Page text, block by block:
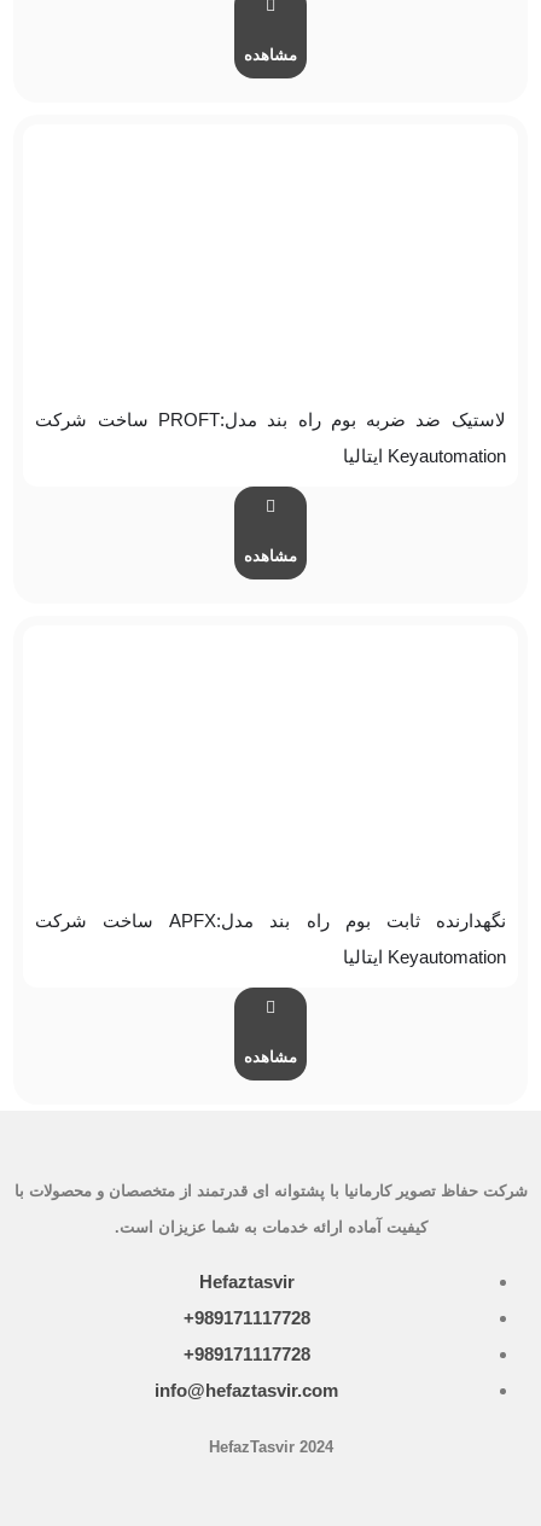
مشاهده
لاستیک ضد ضربه بوم راه بند مدل:PROFT ساخت شرکت
Keyautomation ایتالیا
مشاهده
نگهدارنده ثابت بوم راه بند مدل:APFX ساخت شرکت
Keyautomation ایتالیا
مشاهده
شرکت حفاظ تصویر کارمانیا با پشتوانه ای قدرتمند از متخصصان و محصولات با
کیفیت آماده ارائه خدمات به شما عزیزان است.
Hefaztasvir
989171117728+
989171117728+
info@hefaztasvir.com
HefazTasvir 2024